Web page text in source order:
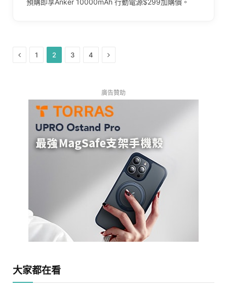
Previous
1 2 3 4 Next
廣告贊助
大家都在看